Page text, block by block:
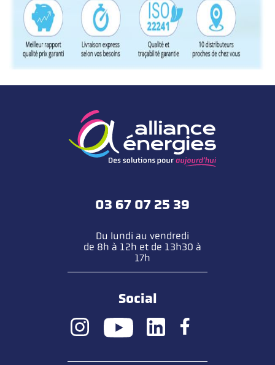
03 67 07 25 39
Du lundi au vendredi
de 8h à 12h et de 13h30 à
17h
Social